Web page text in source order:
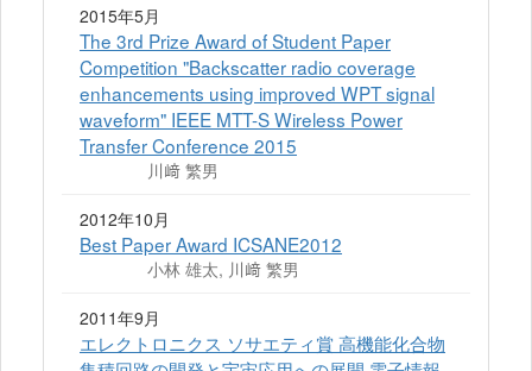
2015年5月
The 3rd Prize Award of Student Paper
Competition "Backscatter radio coverage
enhancements using improved WPT signal
waveform" IEEE MTT-S Wireless Power
Transfer Conference 2015
川﨑 繁男
2012年10月
Best Paper Award ICSANE2012
小林 雄太, 川﨑 繁男
2011年9月
エレクトロニクス ソサエティ賞 高機能化合物